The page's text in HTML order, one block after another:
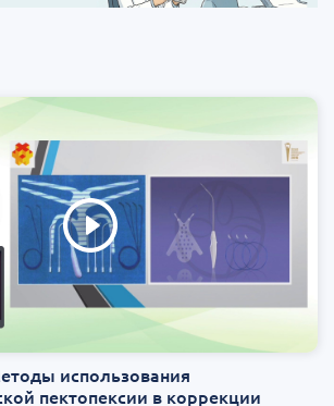
использования
пектопексии в коррекции